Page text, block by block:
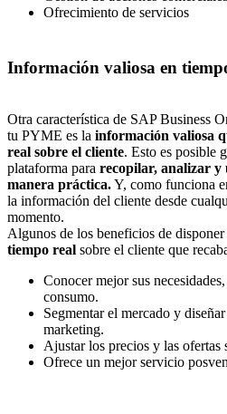
Ofrecimiento de servicios
Información valiosa en
Otra característica de SAP Business
tu PYME es la información valiosa
real sobre el cliente. Esto es posible
plataforma para recopilar, analizar y
manera práctica.Y, como funciona
la información del cliente desde
momento.
Algunos de los beneficios de disponer
tiempo real sobre el cliente que
Conocer mejor sus
consumo.
Segmentar el mercado y
marketing.
Ajustar los precios y las ofertas
Ofrece un mejor servicio